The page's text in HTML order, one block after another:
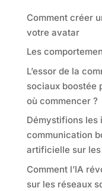
Comment créer
votre avatar
Les
L’essor de la
sociaux boostée
où commencer ?
Démystifions les
communication
artificielle sur
Comment l’IA
sur les réseaux